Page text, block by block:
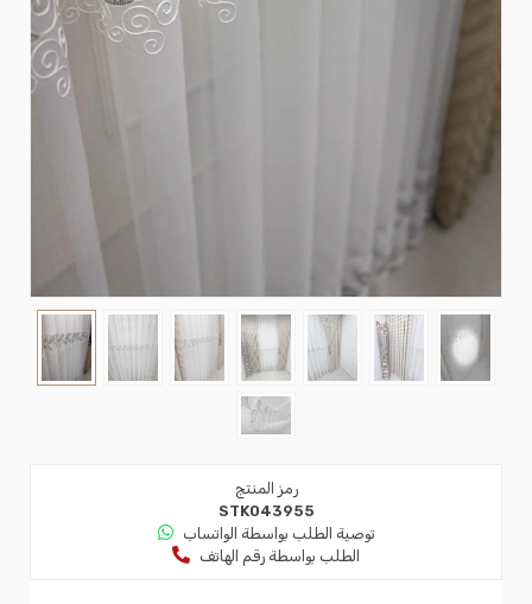
رمز المنتج
STK043955
توصية الطلب بواسطة الواتساب
الطلب بواسطة رقم الهاتف